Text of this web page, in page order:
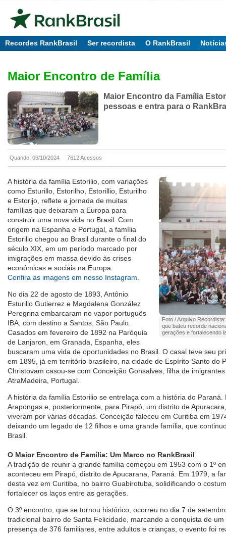
Recordes RankBrasil Ser recordista O RankBrasil
Maior Encontro de Família
Maior Encontro da Família
pessoas e entra para o
Quando: 09/10/2024 7612 Acessos
Foto / Arquivo
que bateu recorde
gerações e fortalecendo
A história da família Estorilio, com variações
como Esturillo, Estorilho, Estorillio, Esturilho
e Estorijo, reflete a jornada de muitas
famílias que deixaram a Europa para
construir uma nova vida no Brasil. Com
origem na Espanha e Portugal, a família
Estorilio chegou ao Brasil durante o final do
século XIX, em um período marcado por
imigrações em massa devido às crises
econômicas e sociais na Europa.
Confira as imagens em nosso Instagram.
No dia 22 de agosto de 1893, Antônio
Esturillo Gutierrez e Magdalena González
Peregrina embarcaram no vapor português
IBA, com destino a Santos, São Paulo.
Casados em fevereiro de 1892 na Paróquia
de Lanjaron, em Granada, Espanha, eles
buscaram uma vida de oportunidades no Brasil. O casal teve seu
em 1895, já em território brasileiro, na cidade de Espírito Santo do
Christovam casou-se com Conceição Gonsalves, filha de
AtraMadeira, Portugal.
A história da família Estorilio se entrelaça com a história do
Arapongas e, posteriormente, para Pirapó, um distrito de
viveram por várias décadas. Conceição faleceu em Curitiba em
deixando um legado de 12 filhos e uma grande família, que
Brasil.
O Maior Encontro de Família: Um Marco no RankBrasil
A tradição de reunir a grande família começou em 1953 com o 1º
aconteceu em Pirapó, distrito de Apucarana, Paraná. Em 1979, a
desta vez em Curitiba, no bairro Guabirotuba, solidificando o
fortalecer os laços entre as gerações.
O 3º encontro, que se tornou histórico, ocorreu no dia 7 de
tradicional bairro de Santa Felicidade, marcando a conquista de
presença de 376 familiares, entre adultos e crianças, o evento foi